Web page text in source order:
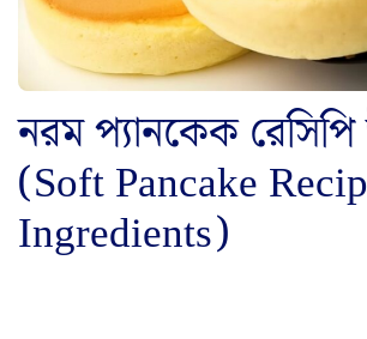
নরম প্যানকেক
(Soft Pancake
Ingredients)